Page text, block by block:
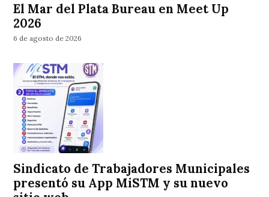
El Mar del Plata Bureau en Meet Up
2026
6 de agosto de 2026
Sindicato de Trabajadores Municipales
presentó su App MiSTM y su nuevo